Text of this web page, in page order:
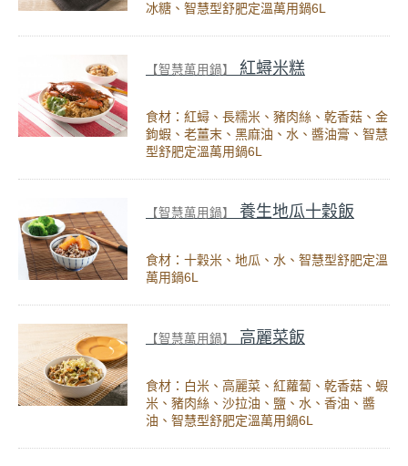
冰糖、智慧型舒肥定溫萬用鍋6L
【智慧萬用鍋】 紅蟳米糕
食材：紅蟳、長糯米、豬肉絲、乾香菇、金
鉤蝦、老薑末、黑麻油、水、醬油膏、智慧
型舒肥定溫萬用鍋6L
【智慧萬用鍋】 養生地瓜十穀飯
食材：十穀米、地瓜、水、智慧型舒肥定溫
萬用鍋6L
【智慧萬用鍋】 高麗菜飯
食材：白米、高麗菜、紅蘿蔔、乾香菇、蝦
米、豬肉絲、沙拉油、鹽、水、香油、醬
油、智慧型舒肥定溫萬用鍋6L